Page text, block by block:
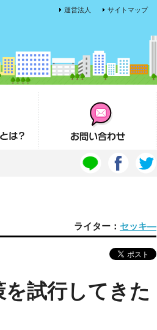
サイトマップ
運営法人
お問い合わせ
ライター： セッキ―
試行してきた